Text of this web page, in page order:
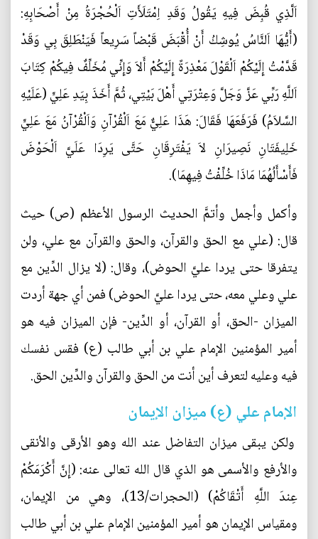
اَلَّذِي قُبِضَ فِيهِ يَقُولُ وَقَدِ اِمْتَلَأَتِ اَلْحُجْرَةُ مِنْ أَصْحَابِهِ:
(أَيُّهَا اَلنَّاسُ يُوشِكُ أَنْ أُقْبَضَ قَبْضاً سَرِيعاً فَيَنْطَلِقَ بِي وَقَدْ
قَدَّمْتُ إِلَيْكُمْ اَلْقَوْلَ مَعْذِرَةً إِلَيْكُمْ أَلاَ وَإِنِّي مُخَلِّفٌ فِيكُمْ كِتَابَ
اَللَّهِ رَبِّي عَزَّ وَجَلَّ وَعِتْرَتِي أَهْلَ بَيْتِي، ثُمَّ أَخَذَ بِيَدِ عَلِيٍّ (عَلَيْهِ
السَّلاَمُ) فَرَفَعَهَا فَقَالَ: هَذَا عَلِيٌّ مَعَ اَلْقُرْآنِ وَاَلْقُرْآنُ مَعَ عَلِيٍّ
خَلِيفَتَانِ نَصِيرَانِ لاَ يَفْتَرِقَانِ حَتَّى يَرِدَا عَلَيَّ اَلْحَوْضَ
فَأَسْأَلُهُمَا مَاذَا خُلِّفْتُ فِيهِمَا).
وأكمل وأجمل وأتمَّ الحديث الرسول الأعظم (ص) حيث
قال: (علي مع الحق والقرآن، والحق والقرآن مع علي، ولن
يتفرقا حتى يردا عليَّ الحوض)، وقال: (لا يزال الدِّين مع
علي وعلي معه، حتى يردا عليَّ الحوض) فمن أي جهة أردت
الميزان -الحق، أو القرآن، أو الدِّين- فإن الميزان فيه هو
أمير المؤمنين الإمام علي بن أبي طالب (ع) فقس نفسك
فيه وعليه لتعرف أين أنت من الحق والقرآن والدِّين الحق.
الإمام علي (ع) ميزان الإيمان
ولكن يبقى ميزان التفاضل عند الله وهو الأرقى والأنقى
والأرفع والأسمى هو الذي قال الله تعالى عنه: (إِنَّ أَكْرَمَكُمْ
عِندَ اللَّهِ أَتْقَاكُمْ) (الحجرات/13)، وهي من الإيمان،
ومقياس الإيمان هو أمير المؤمنين الإمام علي بن أبي طالب